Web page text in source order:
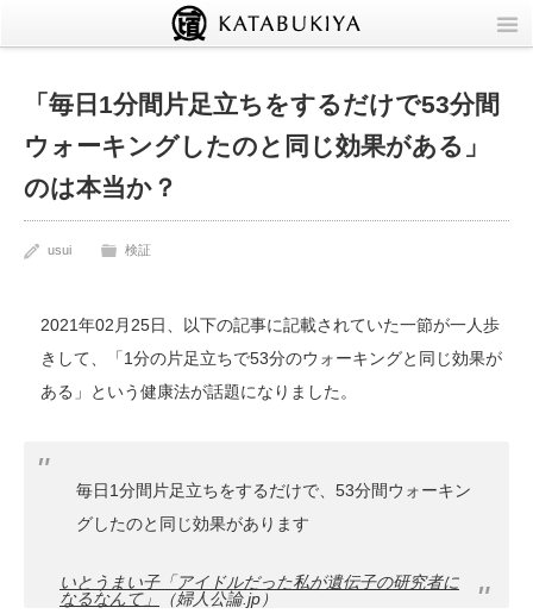
「毎日1分間片足立ちをするだけで53分間
ウォーキングしたのと同じ効果がある」
のは本当か？
usui 検証
2021年02月25日、以下の記事に記載されていた一節が一人歩
きして、「1分の片足立ちで53分のウォーキングと同じ効果が
ある」という健康法が話題になりました。
毎日1分間片足立ちをするだけで、53分間ウォーキン
グしたのと同じ効果があります
いとうまい子「アイドルだった私が遺伝子の研究者に
なるなんて」
（婦人公論.jp）
Circle
Blog
個別記事